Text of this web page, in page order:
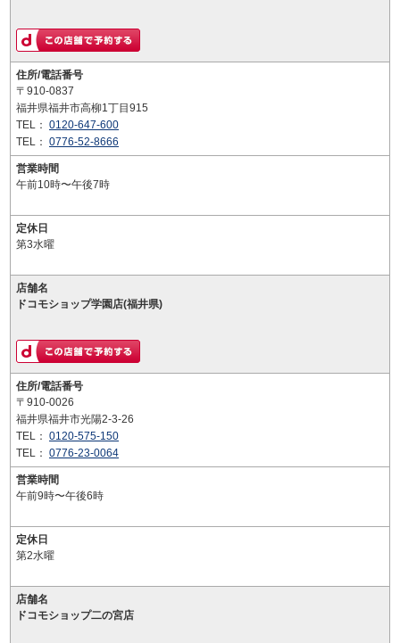
住所/電話番号
〒910-0837
福井県福井市高柳1丁目915
TEL： 0120-647-600
TEL： 0776-52-8666
営業時間
午前10時〜午後7時
定休日
第3水曜
店舗名
ドコモショップ学園店(福井県)
住所/電話番号
〒910-0026
福井県福井市光陽2-3-26
TEL： 0120-575-150
TEL： 0776-23-0064
営業時間
午前9時〜午後6時
定休日
第2水曜
店舗名
ドコモショップ二の宮店